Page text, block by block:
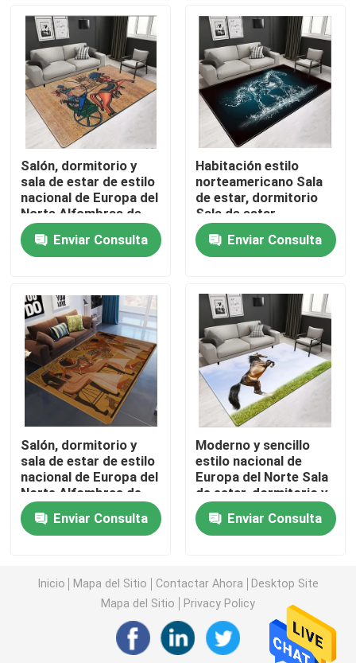
Viaje de la fábrica
Control de calidad
Pida una cita
Manta de la alfombra del piso
Alfombras del piso del dormitorio
Alfombras del piso de la sala de estar
Alfombra de la prenda impermeable del cuarto de
Manta de la sala de juegos de los niños
Estera del piso de la silla
estera amistosa de la yoga del eco
Estera del tablero de dardo
No deslice las esteras de la escalera
Salón, dormitorio y
sala de estar de estilo
nacional de Europa del
Norte Alfombras de
suelo
Enviar Consulta
Habitación estilo
norteamericano Sala
de estar, dormitorio
Sala de estar
Alfombras de suelo
Enviar Consulta
Salón, dormitorio y
sala de estar de estilo
nacional de Europa del
Norte Alfombras de
suelo
Enviar Consulta
Moderno y sencillo
estilo nacional de
Europa del Norte Sala
de estar, dormitorio y
sala de estar
Alfombras de suelo
Enviar Consulta
Inicio Mapa del Sitio Contactar Ahora
Desktop Site
Mapa del Sitio
Privacy Policy